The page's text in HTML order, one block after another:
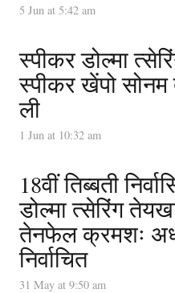
5 Jun at 5:42 am
स्पीकर डोल्मा
स्पीकर खेंपो
ली
1 Jun at 10:32 am
18वीं तिब्बती
डोल्मा त्सेरिंग
तेनफेल क्रमशः
निर्वाचित
31 May at 9:50 am